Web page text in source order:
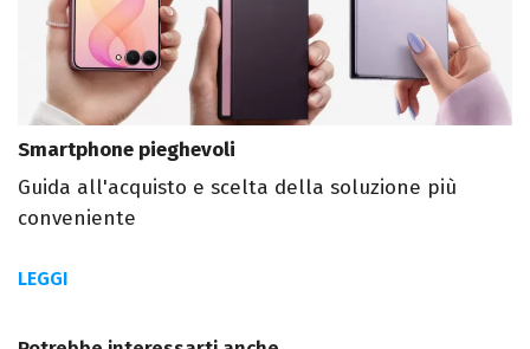
Smartphone pieghevoli
Guida all'acquisto e scelta della soluzione più
conveniente
LEGGI